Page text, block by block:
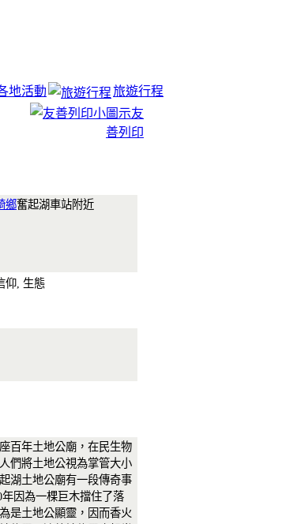
地活動 旅遊行程
友
善列印
鄉奮起湖車站附近
仰, 生態
百年土地公廟，在民生物
們將土地公視為掌管大小
湖土地公廟有一段傳奇事
年因為一棵巨木擋住了落
是土地公顯靈，因而香火